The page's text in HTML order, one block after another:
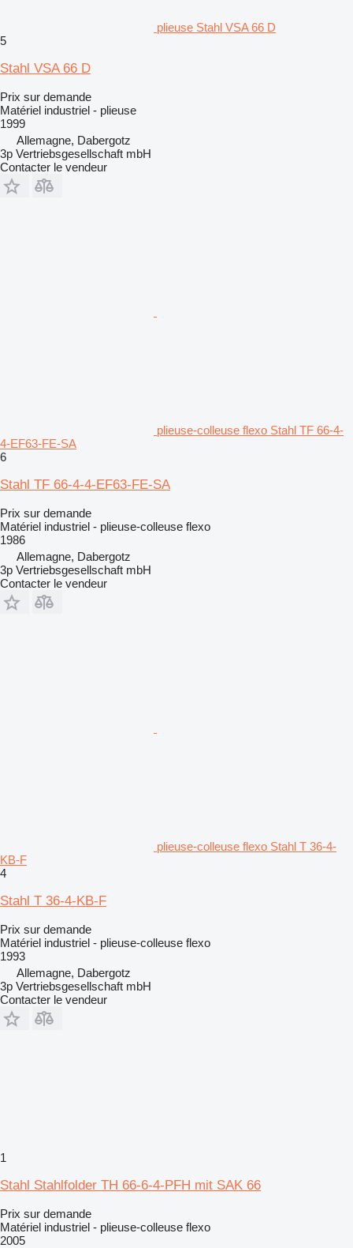
plieuse Stahl VSA 66 D
5
Stahl VSA 66 D
Prix sur demande
Matériel industriel - plieuse
1999
Allemagne, Dabergotz
3p Vertriebsgesellschaft mbH
Contacter le vendeur
plieuse-colleuse flexo Stahl TF 66-4-
4-EF63-FE-SA
6
Stahl TF 66-4-4-EF63-FE-SA
Prix sur demande
Matériel industriel - plieuse-colleuse flexo
1986
Allemagne, Dabergotz
3p Vertriebsgesellschaft mbH
Contacter le vendeur
plieuse-colleuse flexo Stahl T 36-4-
KB-F
4
Stahl T 36-4-KB-F
Prix sur demande
Matériel industriel - plieuse-colleuse flexo
1993
Allemagne, Dabergotz
3p Vertriebsgesellschaft mbH
Contacter le vendeur
1
Stahl Stahlfolder TH 66-6-4-PFH mit SAK 66
Prix sur demande
Matériel industriel - plieuse-colleuse flexo
2005